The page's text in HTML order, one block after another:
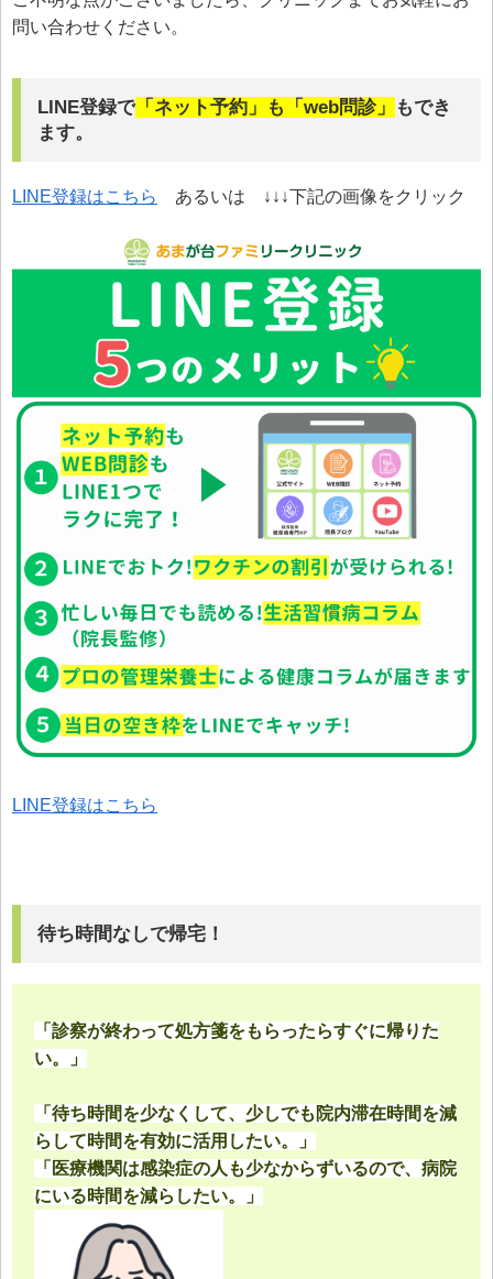
問い合わせください。
LINE登録で 「ネット予約」も「web問診」
もでき
ます。
LINE登録はこちら あるいは ↓↓↓下記の画像をクリック
LINE登録はこちら
待ち時間なしで帰宅！
「診察が終わって処方箋をもらったらすぐに帰りた
い。」
「待ち時間を少なくして、少しでも院内滞在時間を減
らして時間を有効に活用したい。」
「医療機関は感染症の人も少なからずいるので、病院
にいる時間を減らしたい。」